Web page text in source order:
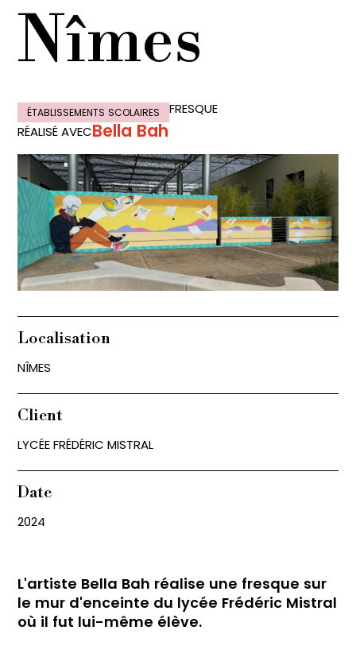
Nîmes
ÉTABLISSEMENTS SCOLAIRES
FRESQUE
RÉALISÉ AVECBella Bah
Localisation
NÎMES
Client
LYCÉE FRÉDÉRIC MISTRAL
Date
2024
L'artiste Bella Bah réalise une fresque sur
le mur d'enceinte du lycée Frédéric Mistral
où il fut lui-même élève.